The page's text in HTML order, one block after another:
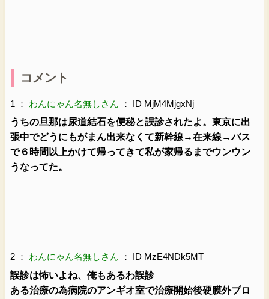
コメント
1 ： わんにゃん名無しさん ： ID MjM4MjgxNj
うちの旦那は尿道結石を便秘と誤診されたよ。東京に出
張中でどうにもがまん出来なくて新幹線→在来線→バス
で６時間以上かけて帰ってきて私が家帰るまでウンウン
うなってた。
2 ： わんにゃん名無しさん ： ID MzE4NDk5MT
誤診は怖いよね、俺もあるわ誤診
ある治療の為病院のアンギオ室で治療開始後硬膜外ブロ